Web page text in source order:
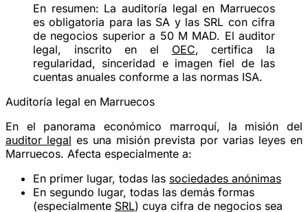
En resumen: La auditoría legal en Marruecos
es obligatoria para las SA y las SRL con cifra
de negocios superior a 50 M MAD. El auditor
legal, inscrito en el OEC, certifica la
regularidad, sinceridad e imagen fiel de las
cuentas anuales conforme a las normas ISA.
Auditoría legal en Marruecos
En el panorama económico marroquí, la misión del
auditor legal es una misión prevista por varias leyes en
Marruecos. Afecta especialmente a:
En primer lugar, todas las sociedades anónimas
En segundo lugar, todas las demás formas
(especialmente SRL) cuya cifra de negocios sea